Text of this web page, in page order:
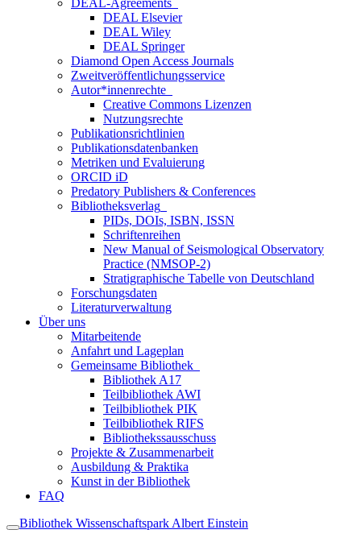
DEAL Elsevier
DEAL Wiley
DEAL Springer
Diamond Open Access Journals
Zweitveröffentlichungsservice
Autor*innenrechte
Creative Commons Lizenzen
Nutzungsrechte
Publikationsrichtlinien
Publikationsdatenbanken
Metriken und Evaluierung
ORCID iD
Predatory Publishers & Conferences
Bibliotheksverlag
PIDs, DOIs, ISBN, ISSN
Schriftenreihen
New Manual of Seismological Observatory
Practice (NMSOP-2)
Stratigraphische Tabelle von Deutschland
Forschungsdaten
Literaturverwaltung
Über uns
Mitarbeitende
Anfahrt und Lageplan
Gemeinsame Bibliothek
Bibliothek A17
Teilbibliothek AWI
Teilbibliothek PIK
Teilbibliothek RIFS
Bibliothekssausschuss
Projekte & Zusammenarbeit
Ausbildung & Praktika
Kunst in der Bibliothek
FAQ
Bibliothek Wissenschaftspark Albert Einstein